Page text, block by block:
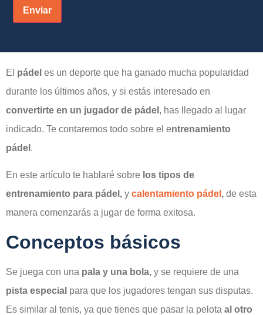
El pádel es un deporte que ha ganado mucha popularidad
durante los últimos años, y si estás interesado en
convertirte en un jugador de pádel , has llegado al lugar
indicado. Te contaremos todo sobre el entrenamiento
pádel .
En este artículo te hablaré sobre los tipos de
entrenamiento para pádel, y calentamiento pádel , de esta
manera comenzarás a jugar de forma exitosa.
Conceptos básicos
Se juega con una pala y una bola, y se requiere de una
pista especial para que los jugadores tengan sus disputas.
Es similar al tenis, ya que tienes que pasar la pelota al otro